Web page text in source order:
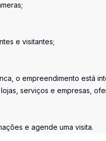
e visitantes;
o empreendimento está
serviços e empresas,
e agende uma visita.